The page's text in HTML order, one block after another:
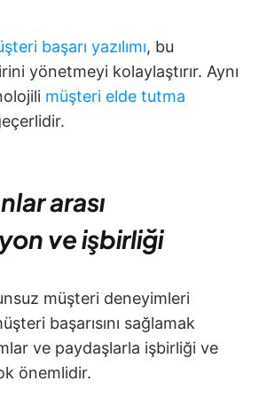
başarı yazılımı, bu
yönetmeyi kolaylaştırır. Aynı
müşteri elde tutma
arası
ve işbirliği
müşteri deneyimleri
başarısını sağlamak
ve paydaşlarla işbirliği ve
önemlidir.